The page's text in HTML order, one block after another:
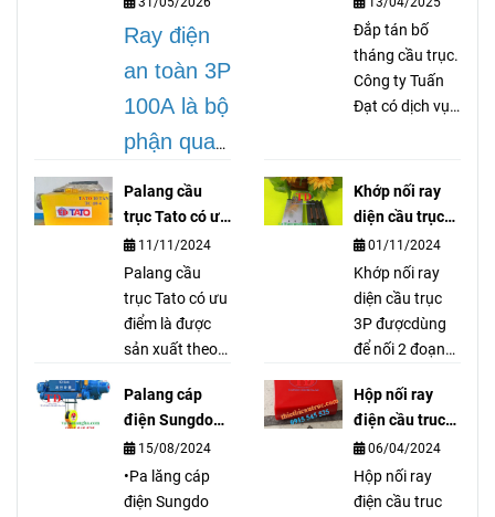
Ray điện
an toàn 3P
100A là bộ
phận quan
trong hệ
thống cầu
trục, dùng
để truyền
dẫn cũng
như cấp
điện cho
mô tơ, pa
lăng.
Đắp tán bố
tháng cầu trục.
Công ty Tuấn
Đạt có dịch vụ
cầu trục cổng
trục palang
thiết bị nâng hạ
nặng, ép đắp
tán dán các
loại bố.
Palang cầu
trục Tato có ưu
điểm gì ?
11/11/2024
Palang cầu
trục Tato có ưu
điểm là được
sản xuất theo
Nhật Bản, đó
đó Palang cầu
trục Tato có độ
bền cao và
chất lượng luôn
Khớp nối ray
diện cầu trục
3P là gì?
01/11/2024
Khớp nối ray
diện cầu trục
3P đượcdùng
để nối 2 đoạn
nhau nhưng
đảm bảo chổi
quét điện hoạt
động tốt. Khớp
nối ray diện cầu
Palang cáp
điện Sungdo
10 tấn có đặc
điểm gì?
15/08/2024
•Pa lăng cáp
điện Sungdo
Hộp nối ray
điện cầu truc
1P, 3P, 4P, 6P là
gì?
06/04/2024
Hộp nối ray
điện cầu truc